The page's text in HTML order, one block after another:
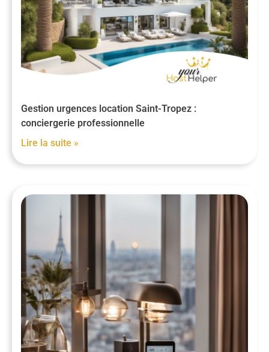
Gestion urgences location Saint-Tropez :
conciergerie professionnelle
Lire la suite »